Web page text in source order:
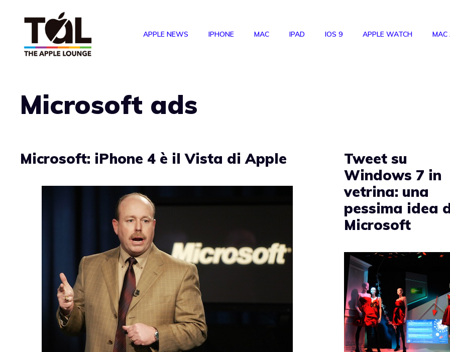
APPLE NEWS IPHONE MAC IPAD IOS 9 APPLE WATCH MAC
Microsoft ads
Microsoft: iPhone 4 è il Vista di Apple
Tweet su
Windows 7 in
vetrina: una
pessima idea
Microsoft